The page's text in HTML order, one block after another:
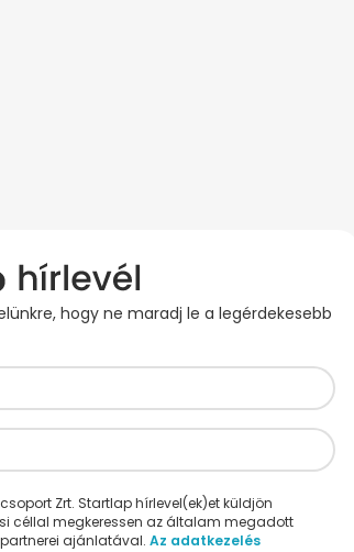
hogy ne maradj le a legérdekesebb
Zrt. Startlap hírlevel(ek)et küldjön
céllal megkeressen az általam megadott
ajánlatával. Az adatkezelés